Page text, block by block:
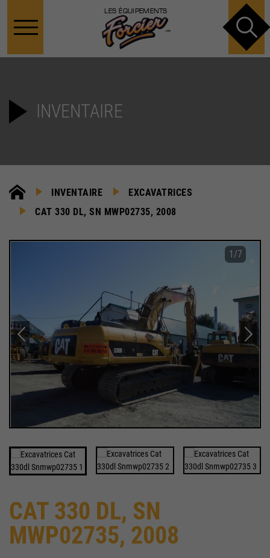
LES ÉQUIPEMENTS
INVENTAIRE
INVENTAIRE
EXCAVATRICES
CAT 330 DL, SN MWP02735, 2008
1 /7
CAT 330 DL, SN
MWP02735, 2008